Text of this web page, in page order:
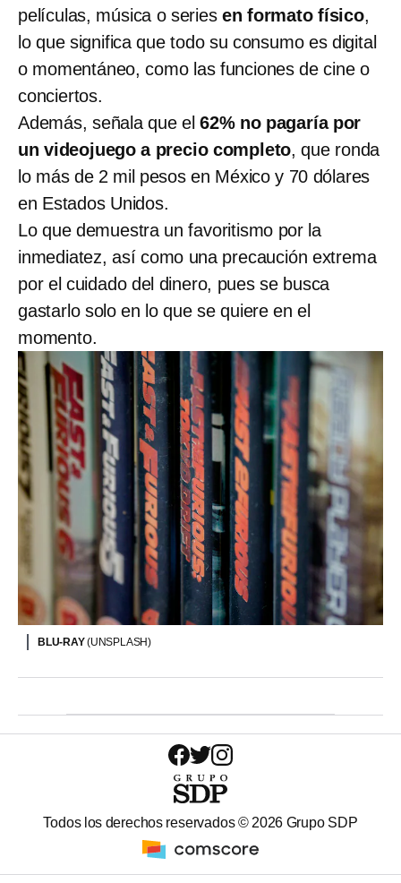
películas, música o seriesen formato físico,
lo que significa que todo su consumo es digital
o momentáneo, como las funciones de cine o
conciertos.
Además, señala que el 62% no pagaría por
un videojuego a precio completo, que ronda
lo más de 2 mil pesos en México y 70 dólares
en Estados Unidos.
Lo que demuestra un favoritismo por la
inmediatez, así como una precaución extrema
por el cuidado del dinero, pues se busca
gastarlo solo en lo que se quiere en el
momento.
BLU-RAY(UNSPLASH)
Todos los derechos reservados © 2026 Grupo SDP